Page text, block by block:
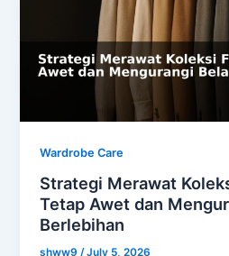
Wardrobe Care
Strategi Merawat
Tetap Awet dan
Berlebihan
shww9/July 5, 2026